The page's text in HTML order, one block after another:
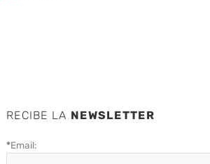
RECIBE LA NEWSLETTER
*Email: